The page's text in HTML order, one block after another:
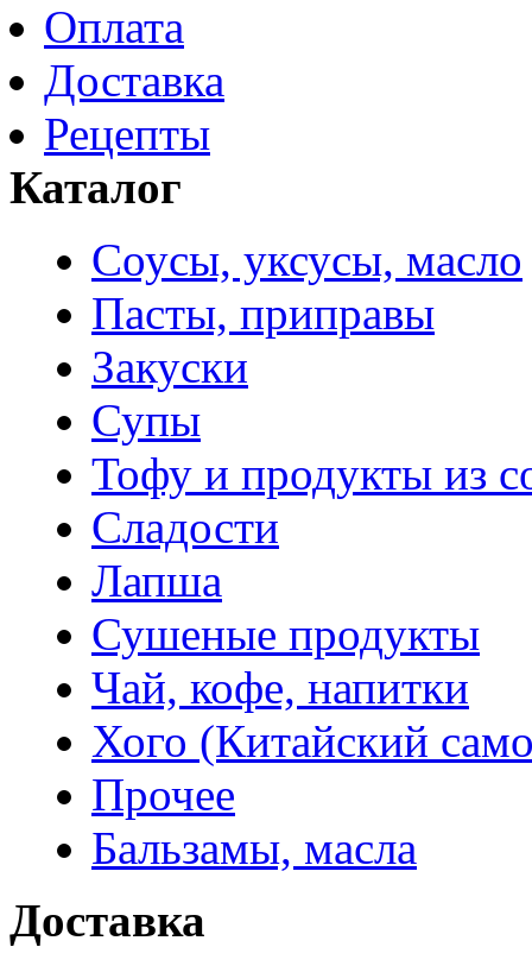
Оплата
Доставка
Рецепты
Каталог
Соусы, уксусы, масло
Пасты, приправы
Закуски
Супы
Тофу и продукты из
Сладости
Лапша
Сушеные продукты
Чай, кофе, напитки
Хого (Китайский
Прочее
Бальзамы, масла
Доставка